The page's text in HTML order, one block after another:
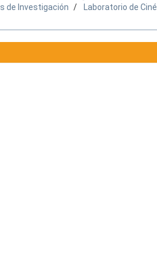
de Investigación
Laboratorio de